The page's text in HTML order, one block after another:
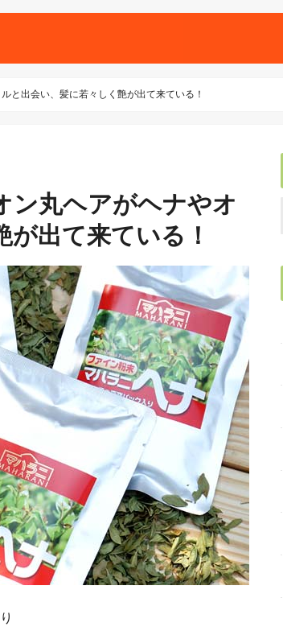
と出会い、髪に若々しく艶が出て来ている！
ン丸ヘアがヘナやオ
出て来ている！